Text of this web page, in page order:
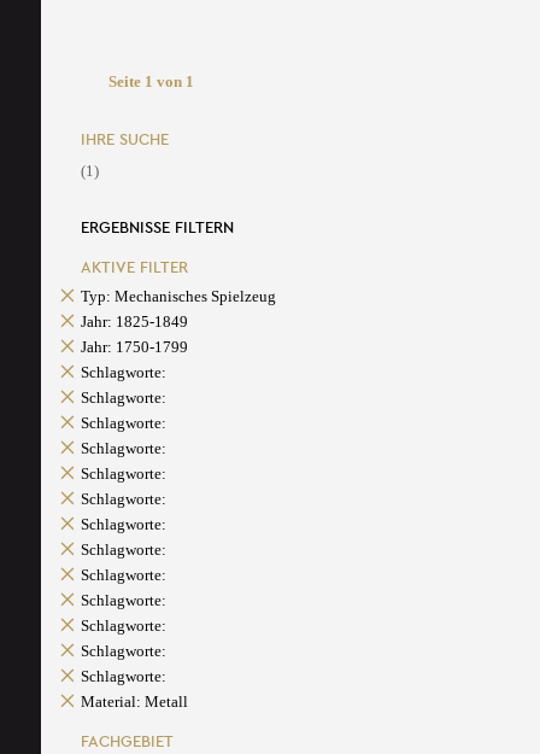
Seite 1 von 1
IHRE SUCHE
(1)
ERGEBNISSE FILTERN
AKTIVE FILTER
Typ: Mechanisches Spielzeug
Jahr: 1825-1849
Jahr: 1750-1799
Schlagworte:
Schlagworte:
Schlagworte:
Schlagworte:
Schlagworte:
Schlagworte:
Schlagworte:
Schlagworte:
Schlagworte:
Schlagworte:
Schlagworte:
Schlagworte:
Schlagworte:
Material: Metall
FACHGEBIET